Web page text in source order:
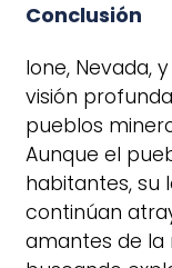
Conclusión
Ione, Nevada,
visión
pueblos
Aunque el
habitantes, su
continúan
amantes de la